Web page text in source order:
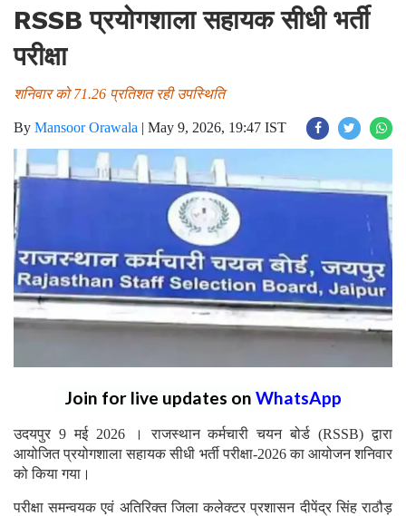
RSSB प्रयोगशाला सहायक सीधी भर्ती
परीक्षा
शनिवार को 71.26 प्रतिशत रही उपस्थिति
By Mansoor Orawala | May 9, 2026, 19:47 IST
Join for live updates on WhatsApp
उदयपुर 9 मई 2026 । राजस्थान कर्मचारी चयन बोर्ड (RSSB) द्वारा
आयोजित प्रयोगशाला सहायक सीधी भर्ती परीक्षा-2026 का आयोजन शनिवार
को किया गया।
परीक्षा समन्वयक एवं अतिरिक्त जिला कलेक्टर प्रशासन दीपेंद्र सिंह राठौड़